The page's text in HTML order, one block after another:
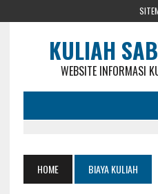
KULIAH
WEBSITE INFORMASI
HOME BIAYA KULIAH